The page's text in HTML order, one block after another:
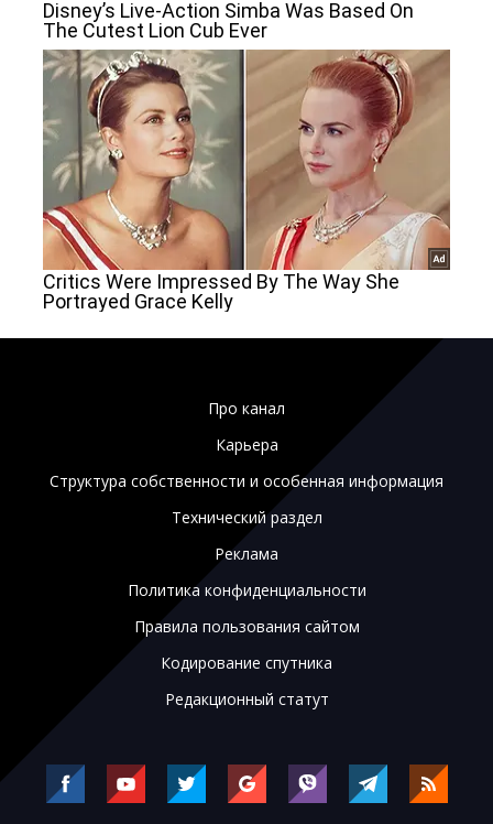
Про канал
Карьера
Структура собственности и особенная информация
Технический раздел
Реклама
Политика конфиденциальности
Правила пользования сайтом
Кодирование спутника
Редакционный статут